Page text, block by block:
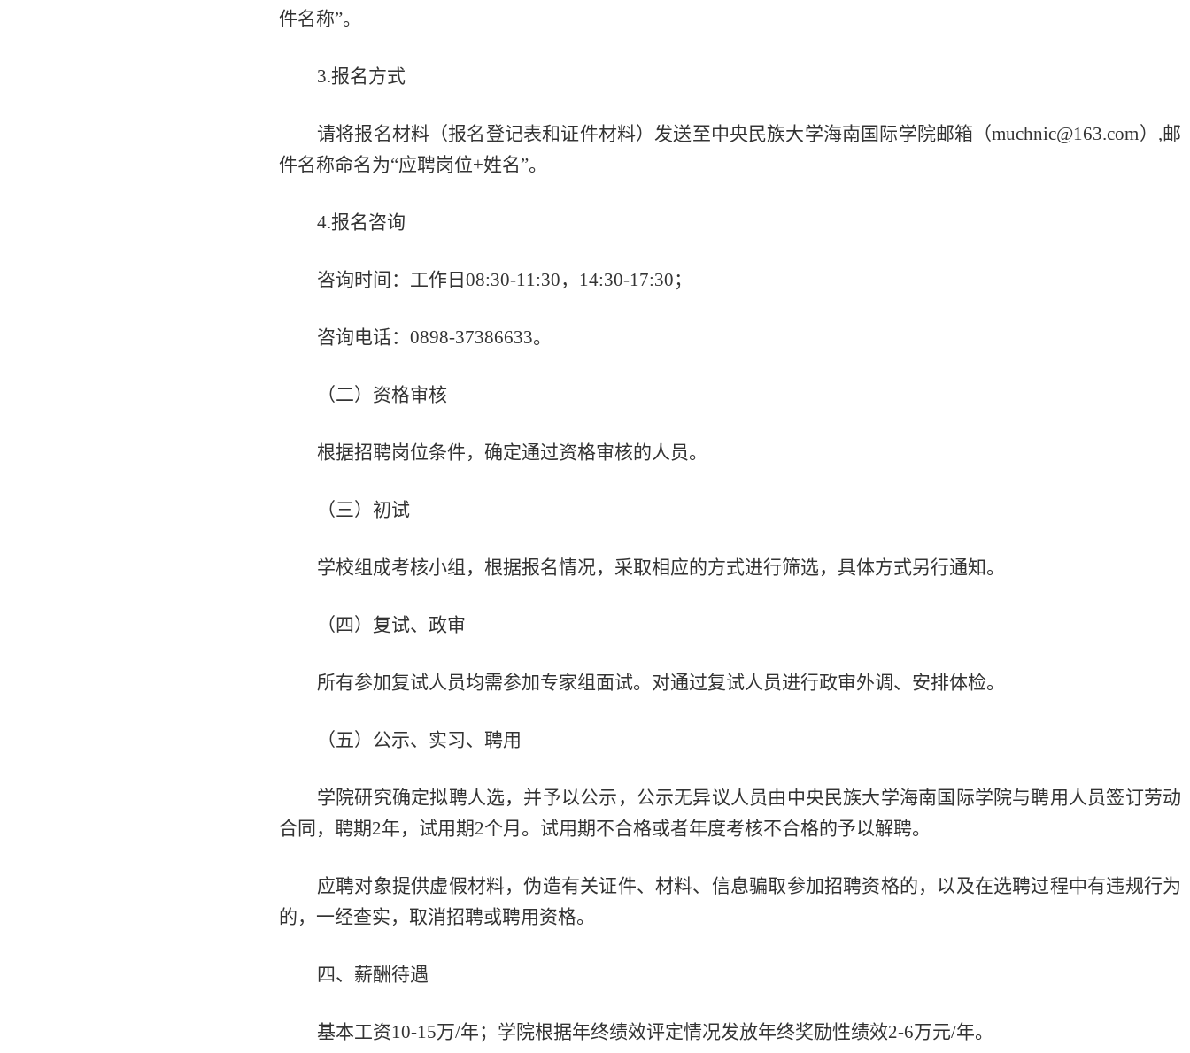
件名称”。
3.报名方式
请将报名材料（报名登记表和证件材料）发送至中央民族大学海南国际学院邮箱（muchnic@163.com）,邮
件名称命名为“应聘岗位+姓名”。
4.报名咨询
咨询时间：工作日 08:30-11:30，14:30-17:30；
咨询电话： 0898-37386633。
（二）资格审核
根据招聘岗位条件，确定通过资格审核的人员。
（三） 初试
学校组成考核小组，根据报名情况，采取相应的方式进行筛选，具体方式另行通知。
（四）复试、政审
所有参加复试人员均需参加专家组面试。对通过复试人员进行政审外调、安排体检。
（五）公示、实习、聘用
学院研究确定拟聘人选，并予以公示，公示无异议人员由中央民族大学海南国际学院与聘用人员签订劳动
合同，聘期2年，试用期2个月。试用期不合格或者年度考核不合格的予以解聘。
应聘对象提供虚假材料，伪造有关证件、材料、信息骗取参加招聘资格的，以及在选聘过程中有违规行为
的，一经查实，取消招聘或聘用资格。
四、薪酬待遇
基本工资10-15万/年；学院根据年终绩效评定情况发放年终奖励性绩效2-6万元/年。